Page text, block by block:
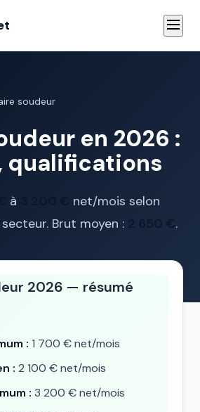
soudeur
en 2026 :
qualifications
à
net/mois selon
Brut moyen :
2 650 € .
2026 — résumé
: 1 700 € net/mois
: 2 100 € net/mois
: 3 200 € net/mois